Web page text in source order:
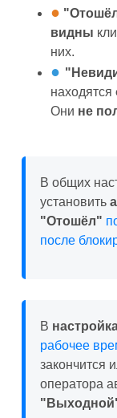
●
видны
них.
●
находятся
Они не
В общих
установить
"Отошёл"
после
В
рабочее
закончится
оператора